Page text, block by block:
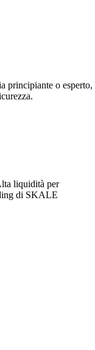
principiante o esperto,
liquidità per
di SKALE